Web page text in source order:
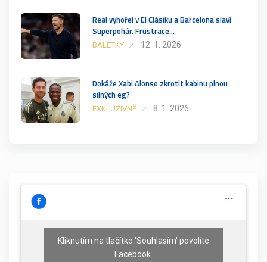
Real vyhořel v El Clásiku a Barcelona slaví
Superpohár. Frustrace…
BALETKY 12. 1. 2026
Dokáže Xabi Alonso zkrotit kabinu plnou
silných eg?
EXKLUZIVNĚ 8. 1. 2026
Kliknutím na tlačítko 'Souhlasím' povolíte
Facebook